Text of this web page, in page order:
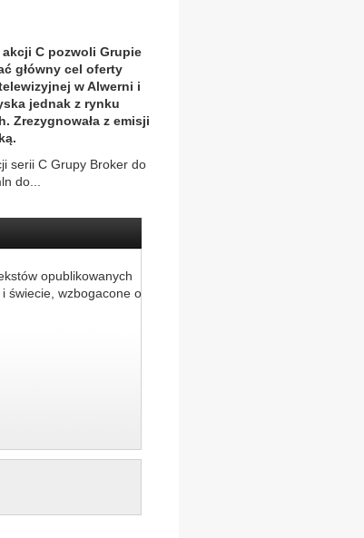
akcji C pozwoli Grupie
główny cel oferty
w Alwerni i
jednak z rynku
Zrezygnowała z emisji
serii C Grupy Broker do
do...
opublikowanych
świecie, wzbogacone o